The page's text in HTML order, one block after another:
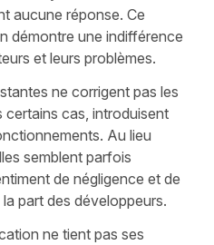
aucune réponse. Ce
démontre une indifférence
et leurs problèmes.
ne corrigent pas les
certains cas, introduisent
Au lieu
semblent parfois
de négligence et de
part des développeurs.
ne tient pas ses